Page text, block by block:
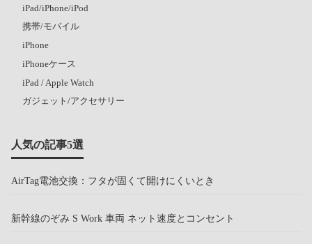
iPad/iPhone/iPod
携帯/モバイル
iPhone
iPhoneケース
iPad / Apple Watch
ガジェット/アクセサリー
人気の記事5選
AirTag電池交換：フタが固くて開けにくいとき
新幹線のぞみ S Work 車両 ネット速度とコンセント